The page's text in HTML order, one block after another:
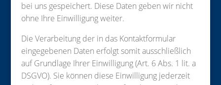
bei uns gespeichert. Diese Daten geben wir nicht
ohne Ihre Einwilligung weiter.
Die Verarbeitung der in das Kontaktformular
eingegebenen Daten erfolgt somit ausschließlich
auf Grundlage Ihrer Einwilligung (Art. 6 Abs. 1 lit. a
DSGVO). Sie können diese Einwilligung jederzeit